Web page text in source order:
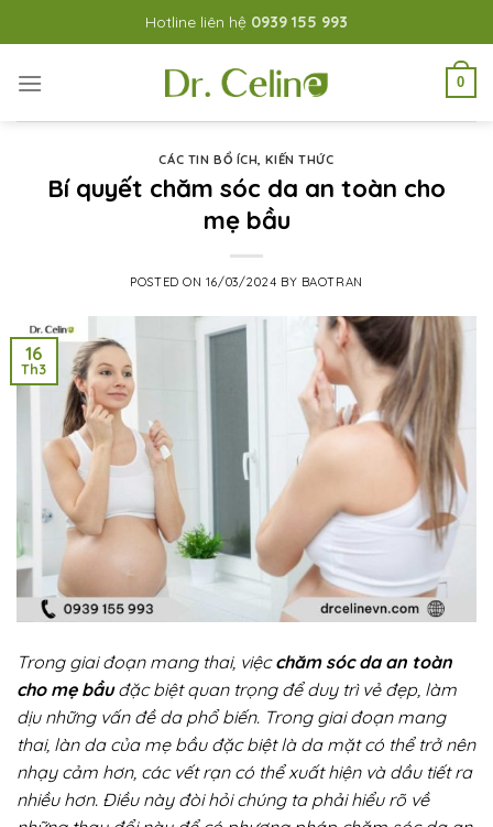
to
Hotline liên hệ 0939 155 993
0
CÁC TIN BỔ ÍCH,KIẾN THỨC
Bí quyết chăm sóc da an toàn cho
mẹ bầu
POSTED ON 16/03/2024 BY BAOTRAN
16
Th3
Trong giai đoạn mang thai, việcchăm sóc da an toàn
cho mẹ bầuđặc biệt quan trọng để duy trì vẻ đẹp, làm
dịu những vấn đề da phổ biến. Trong giai đoạn mang
thai, làn da của mẹ bầu đặc biệt là da mặt có thể trở nên
nhạy cảm hơn, các vết rạn có thể xuất hiện và dầu tiết ra
nhiều hơn. Điều này đòi hỏi chúng ta phải hiểu rõ về